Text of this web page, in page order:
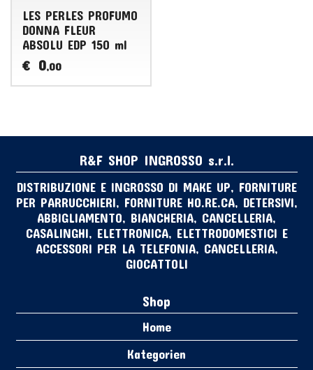
LES PERLES PROFUMO
DONNA FLEUR
ABSOLU EDP 150 ml
€ 0,00
R&F SHOP INGROSSO s.r.l.
DISTRIBUZIONE E INGROSSO DI MAKE UP, FORNITURE
PER PARRUCCHIERI, FORNITURE HO.RE.CA, DETERSIVI,
ABBIGLIAMENTO, BIANCHERIA, CANCELLERIA,
CASALINGHI, ELETTRONICA, ELETTRODOMESTICI E
ACCESSORI PER LA TELEFONIA, CANCELLERIA,
GIOCATTOLI
Shop
Home
Kategorien